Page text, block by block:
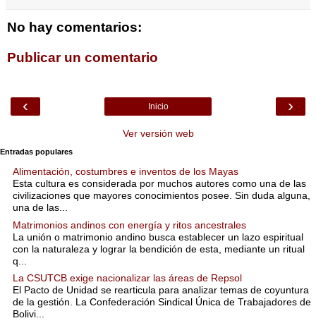
No hay comentarios:
Publicar un comentario
‹ ›
Inicio
Ver versión web
Entradas populares
Alimentación, costumbres e inventos de los Mayas
Esta cultura es considerada por muchos autores como una de las
civilizaciones que mayores conocimientos posee. Sin duda alguna,
una de las...
Matrimonios andinos con energía y ritos ancestrales
La unión o matrimonio andino busca establecer un lazo espiritual
con la naturaleza y lograr la bendición de esta, mediante un ritual
q...
La CSUTCB exige nacionalizar las áreas de Repsol
El Pacto de Unidad se rearticula para analizar temas de coyuntura
de la gestión. La Confederación Sindical Única de Trabajadores de
Bolivi...